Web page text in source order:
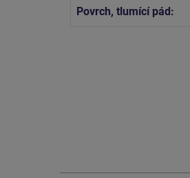
Povrch, tlumící pád: